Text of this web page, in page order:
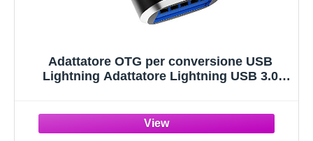
Adattatore OTG per conversione USB
Lightning Adattatore Lightning USB 3.0
backup per migrazione dati USB-A per
iPhone 14 13 12